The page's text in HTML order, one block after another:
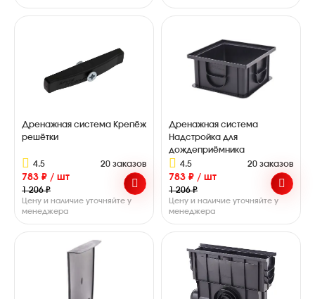
Дренажная система Крепёж
решётки
4.5 20 заказов
783 ₽ / шт
1 206 ₽
Цену и наличие уточняйте у
менеджера
Дренажная система
Надстройка для
дождеприёмника
4.5
20 заказов
783 ₽ / шт
1 206 ₽
Цену и наличие уточняйте у
менеджера